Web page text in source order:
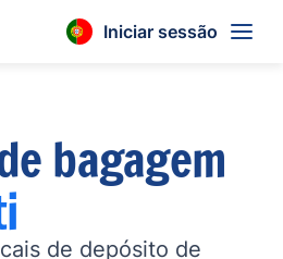
Iniciar sessão
bagagem
de depósito de